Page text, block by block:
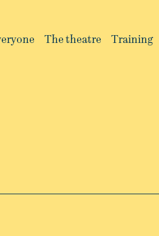
The theatre Training